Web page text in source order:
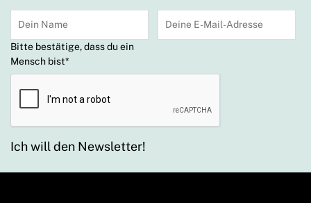
Bitte bestätige, dass du ein
Mensch bist*
Ich will den Newsletter!